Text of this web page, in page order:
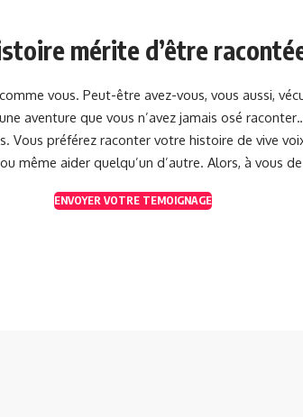
mérite d’être
vous. Peut-être avez-vous, vous aussi,
aventure que vous n’avez jamais osé
préférez raconter votre histoire de vive
même aider quelqu’un d’autre. Alors, à vous
ENVOYER VOTRE TEMOIGNAGE